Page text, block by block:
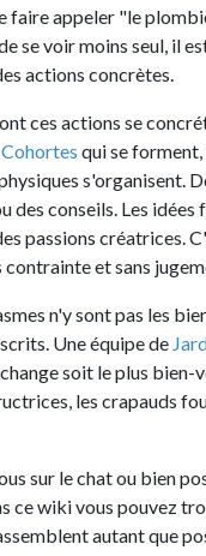
"le plombier").
seul, il est sain de
concrètes.
se concrétisent,
qui se forment, à savoir
s'organisent. Des
Les idées fusent,
créatrices. C'est un
et sans jugement.
pas les bienvenus,
équipe deJardiniers
le plus bien-veillant
crapauds fous ne
ou bien postez vos
pouvez trouver sur
autant que possible